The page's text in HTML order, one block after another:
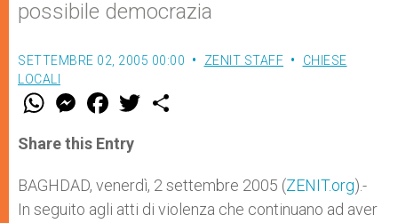
possibile democrazia
SETTEMBRE 02, 2005 00:00 ZENIT STAFF
CHIESE
LOCALI
W
t
s
p
p
M
e
s
e
g
e
r
F
a
e
b
o
k
w
r
Share this Entry
BAGHDAD, venerdì, 2 settembre 2005 (ZENIT.org).-
In seguito agli atti di violenza che continuano ad aver